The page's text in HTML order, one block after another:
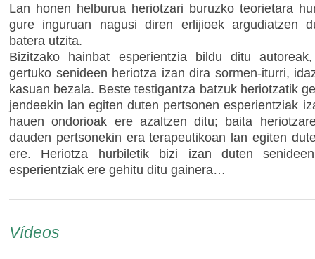
Lan honen helburua heriotzari buruzko teorietara
gure inguruan nagusi diren erlijioek argudiatzen
batera utzita.
Bizitzako hainbat esperientzia bildu ditu
gertuko senideen heriotza izan dira sormen-iturri,
kasuan bezala. Beste testigantza batzuk heriotzatik
jendeekin lan egiten duten pertsonen esperientziak
hauen ondorioak ere azaltzen ditu; baita
dauden pertsonekin era terapeutikoan lan egiten
ere. Heriotza hurbiletik bizi izan duten
esperientziak ere gehitu ditu gainera…
Vídeos